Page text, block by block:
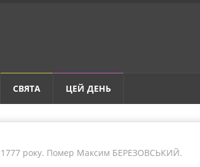
СВЯТА ЦЕЙ ДЕНЬ
1777 року. Помер Максим БЕРЕЗОВСЬКИЙ.